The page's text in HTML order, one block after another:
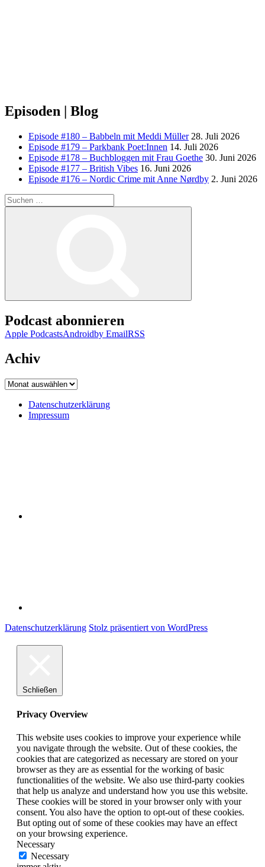
Episoden | Blog
Episode #180 – Babbeln mit Meddi Müller 28. Juli 2026
Episode #179 – Parkbank Poet:Innen 14. Juli 2026
Episode #178 – Buchbloggen mit Frau Goethe 30. Juni 2026
Episode #177 – British Vibes 16. Juni 2026
Episode #176 – Nordic Crime mit Anne Nørdby 2. Juni 2026
Suchen
nach:
Podcast abonnieren
Apple PodcastsAndroidby EmailRSS
Achiv
Achiv
Datenschutzerklärung
Impressum
Datenschutzerklärung Stolz präsentiert von WordPress
Schließen
Privacy Overview
This website uses cookies to improve your experience while
you navigate through the website. Out of these cookies, the
cookies that are categorized as necessary are stored on your
browser as they are as essential for the working of basic
functionalities of the website. We also use third-party cookies
that help us analyze and understand how you use this website.
These cookies will be stored in your browser only with your
consent. You also have the option to opt-out of these cookies.
But opting out of some of these cookies may have an effect
on your browsing experience.
Necessary
Necessary